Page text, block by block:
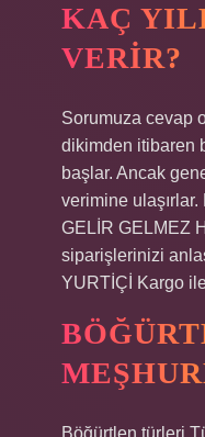
KAÇ
VERIR?
Sorumuza cevap
dikimden itibaren
başlar. Ancak
verimine
GELİR GELMEZ
siparişlerinizi
YURTİÇİ Kargo
Böğürtlen türleri